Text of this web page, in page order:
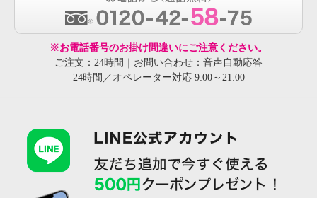
※お電話番号のお掛け間違いにご注意ください。
ご注文：24時間｜お問い合わせ：音声自動応答
24時間／オペレーター対応 9:00～21:00